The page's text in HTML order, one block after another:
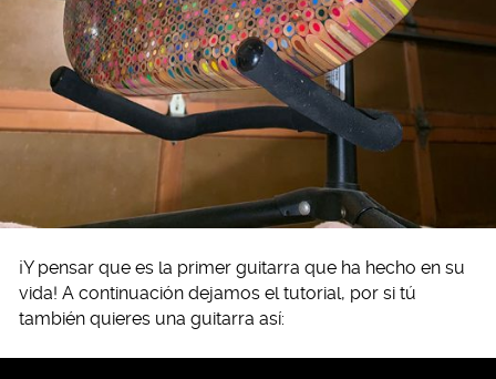
¡Y pensar que es la primer guitarra que ha hecho en su
vida! A continuación dejamos el tutorial, por si tú
también quieres una guitarra así: